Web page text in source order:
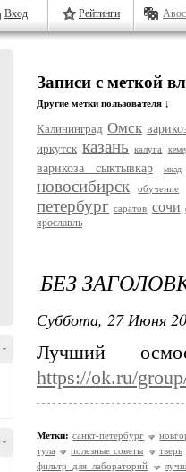
Вход Рейтинги
-
-
Записи с меткой
Другие метки пользователя ↓
Калининград Омск
иркутск казань калуга
варикоза сыктывкар мкад
новосибирск обучение
петербург саратов сочи
ярославль
БЕЗ
Суббота, 27 Июня
Лучший
https://ok.ru/
Метки: санкт-петербург
тула
полезные советы
тверь
фильтр для лабораторий